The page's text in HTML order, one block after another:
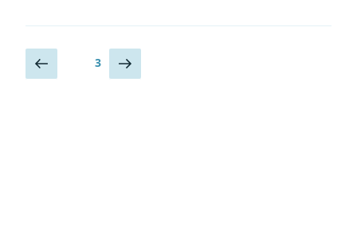
hsien“
Seitennummerierung
der
Vorherige
Seite
Seite3 Nächste
Seite